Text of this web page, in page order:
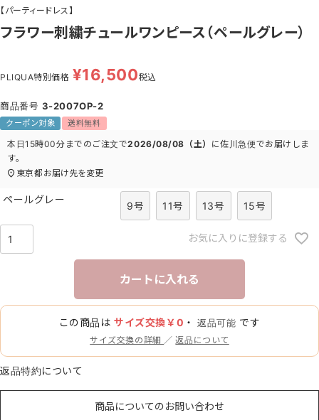
【パーティードレス】
フラワー刺繍チュールワンピース（ペールグレー）
PLIQUA特別価格 ¥16,500税込
商品番号 3-2007OP-2
クーポン対象 送料無料
本日15時00分 までのご注文で2026/08/08（土） に佐川急便でお届けしま
す。
東京都 お届け先を変更
ペールグレー
9号 11号 13号 15号
お気に入りに登録する
カートに入れる
この商品はサイズ交換￥0 ・返品可能 です
サイズ交換の詳細 ／返品について
返品特約について
商品についてのお問い合わせ